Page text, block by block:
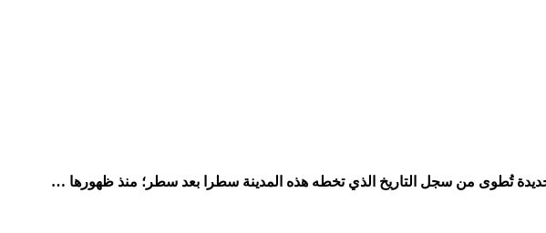
تُطوى من سجل التاريخ الذي تخطه هذه المدينة سطرا بعد سطر؛ منذ ظهورها …